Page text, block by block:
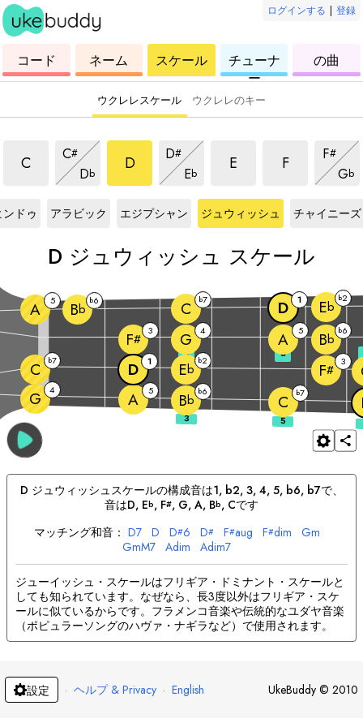
ログインする | 登録
ク
レ
コード
コ
ー
ド
ネーム
ウ
ク
レ
レ
スケール
ク
レ
レ
チューナ
ー
ク
レ
の曲
ウクレレスケール ウクレレのキー
C
ジュウィッシュスケール
C#
ジュウィッシュスケール
Db
ジュウィッシュスケール
D
ジュウィッシュスケール
D#
ジュウィッシュスケール
Eb
ジュウィッシュスケール
E
ジュウィッシュスケ
F
ジュウィッ
F#
ジュウ
Gb
ジュ
ンドゥ
アラビック
D
エジプシャン
スケール
ジュウィッシュ
チャイニーズ
D ジュウィッシュ スケール
G 4 A 5 Bb
b6 C b7
C b7 D 1 Eb
b2 F# 3
F# 3 G 4 A 5 Bb
b6
A 5 Bb
b6 C b7 D 1 Eb
b2
3 5
D ジュウィッシュスケールの構成音は1, b2, 3, 4, 5, b6, b7で、
音はD, Eb, F#, G, A, Bb, Cです
マッチング和音： D7 D D#6 D# F#aug F#dim Gm
GmM7 Adim Adim7
ジューイッシュ・スケールはフリギア・ドミナント・スケールと
しても知られています。なぜなら、長3度以外はフリギア・スケ
ールに似ているからです。フラメンコ音楽や伝統的なユダヤ音楽
（ポピュラーソングのハヴァ・ナギラなど）で使用されます。
設定 · ヘルプ & Privacy · English UkeBuddy © 2010